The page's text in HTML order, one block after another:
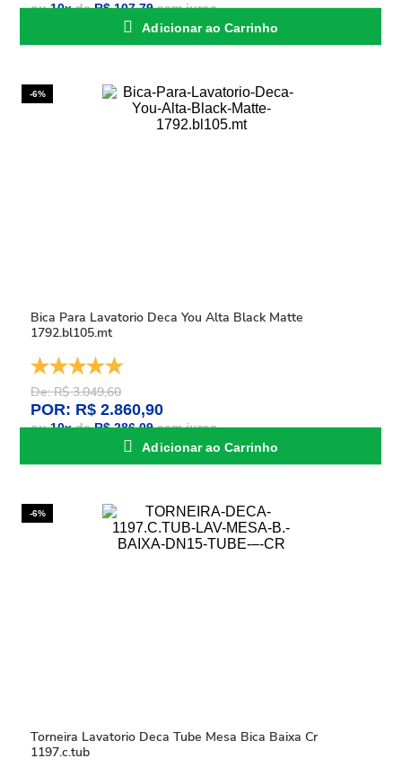
ou10xdeR$ 107,79sem juros
Adicionar ao Carrinho
-6%
Bica Para Lavatorio Deca You Alta Black Matte
1792.bl105.mt
De: R$ 3.049,60
POR: R$ 2.860,90
ou10xdeR$ 286,09sem juros
Adicionar ao Carrinho
-6%
Torneira Lavatorio Deca Tube Mesa Bica Baixa Cr
1197.c.tub